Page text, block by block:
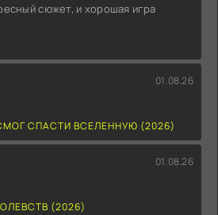
сюжет, и хорошая игра
01.08.26
СПАСТИ ВСЕЛЕННУЮ (2026)
01.08.26
(2026)